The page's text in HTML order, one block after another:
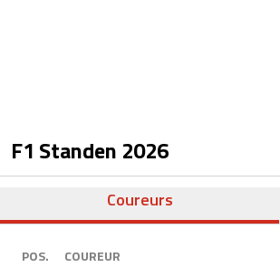
F1 Standen 2026
Coureurs
POS. COUREUR